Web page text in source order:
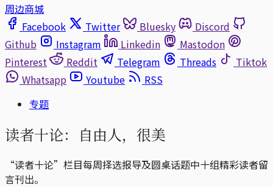
周边商城
Facebook
Twitter Bluesky
Discord
Github
Instagram Linkedin
Mastodon
Pinterest
Reddit Telegram Threads
Tiktok
Whatsapp
Youtube
RSS
专题
读者十论：自由人，很美
“读者十论”栏目每周择选报导及圆桌话题中十组精彩读者留
言刊出。